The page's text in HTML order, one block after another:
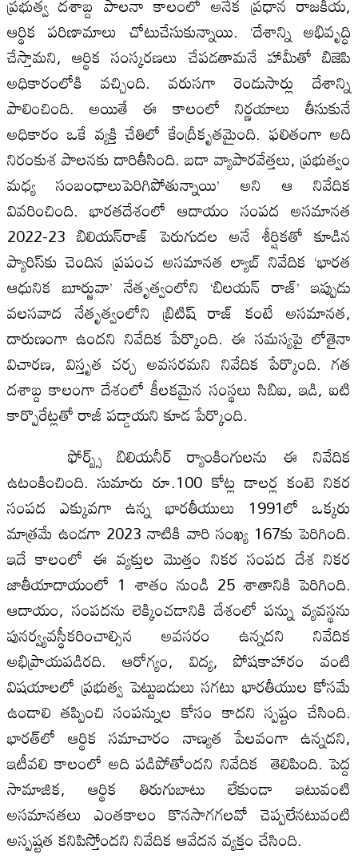
ఆర్థిక పరిణామాలు చోటుచేసుకున్నాయి. ‘దేశాన్ని అభివృద్ధి
చేస్తామని, ఆర్థిక సంస్కరణలు చేపడతామనే హామీతో బిజెపి
అధికారంలోకి వచ్చింది. వరుసగా రెండుసార్లు దేశాన్ని
పాలించింది. అయితే ఈ కాలంలో నిర్ణయాలు తీసుకునే
అధికారం ఒకే వ్యక్తి చేతిలో కేంద్రీకృతమైంది. ఫలితంగా అది
నిరంకుశ పాలనకు దారితీసింది. బడా వ్యాపారవేత్తలు, ప్రభుత్వం
మధ్య సంబంధాలుపెరిగిపోతున్నాయి’ అని ఆ నివేదిక
వివరించింది. భారతదేశంలో ఆదాయం సంపద అసమానత
2022-23 బిలియన్‌రాజ్‌ పెరుగుదల అనే శీర్షికతో కూడిన
ప్యారిస్‌కు చెందిన ప్రపంచ అసమానత ల్యాబ్‌ నివేదిక ‘భారత
ఆధునిక బూర్జువా’ నేతృత్వంలోని ‘బిలయన్‌ రాజ్‌’ ఇప్పుడు
వలసవాద నేతృత్వంలోని బ్రిటిష్‌ రాజ్‌ కంటే అసమానత,
దారుణంగా ఉందని నివేదిక పేర్కొంది. ఈ సమస్యపై లోతైనా
విచారణ, విస్తృత చర్చ అవసరమని నివేదిక పేర్కొంది. గత
దశాబ్ద కాలంగా దేశంలో కీలకమైన సంస్థలు సిబిఐ, ఇడి, ఐటి
కార్పొరేట్లతో రాజీ పడ్డాయని కూడ పేర్కొంది.
ఫోర్బ్స్‌ బిలియనీర్‌ ర్యాంకింగులను ఈ నివేదిక
ఉటంకించింది. సుమారు రూ.100 కోట్ల డాలర్ల కంటె నికర
సంపద ఎక్కువగా ఉన్న భారతీయులు 1991లో ఒక్కరు
మాత్రమే ఉండగా 2023 నాటికి వారి సంఖ్య 167కు పెరిగింది.
ఇదే కాలంలో ఈ వ్యక్తుల మొత్తం నికర సంపద దేశ నికర
జాతీయాదాయంలో 1 శాతం నుండి 25 శాతానికి పెరిగింది.
ఆదాయం, సంపదను లెక్కించడానికి దేశంలో పన్ను వ్యవస్థను
పునర్వ్యవస్థీకరించాల్సిన అవసరం ఉన్నదని నివేదిక
అభిప్రాయపడిరది. ఆరోగ్యం, విద్య, పోషకాహారం వంటి
విషయాలలో ప్రభుత్వ పెట్టుబడులు సగటు భారతీయుల కోసమే
ఉండాలి తప్పించి సంపన్నుల కోసం కాదని స్పష్టం చేసింది.
భారత్‌లో ఆర్థిక సమాచారం నాణ్యత పేలవంగా ఉన్నదని,
ఇటీవలి కాలంలో అది పడిపోతోందని నివేదిక తెలిపింది. పెద్ద
సామాజిక, ఆర్థిక తిరుగుబాటు లేకుండా ఇటువంటి
అసమానతలు ఎంతకాలం కొనసాగగలవో చెప్పలేనటువంటి
అస్పష్టత కనిపిస్తోందని నివేదిక ఆవేదన వ్యక్తం చేసింది.